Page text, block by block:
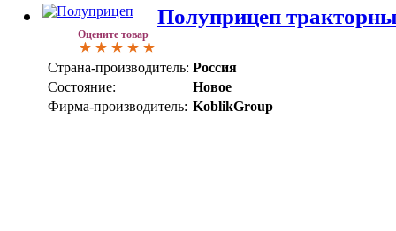
Оцените товар
Полуприцеп
Страна-производитель: Россия
Состояние:
Новое
Фирма-производитель: KoblikGroup